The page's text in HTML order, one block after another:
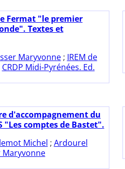
Fermat "le premier
Textes et
Maryvonne; IREM de
CRDP Midi-Pyrénées. Ed.
d'accompagnement du
"Les comptes de Bastet".
Michel ; Ardourel
Maryvonne